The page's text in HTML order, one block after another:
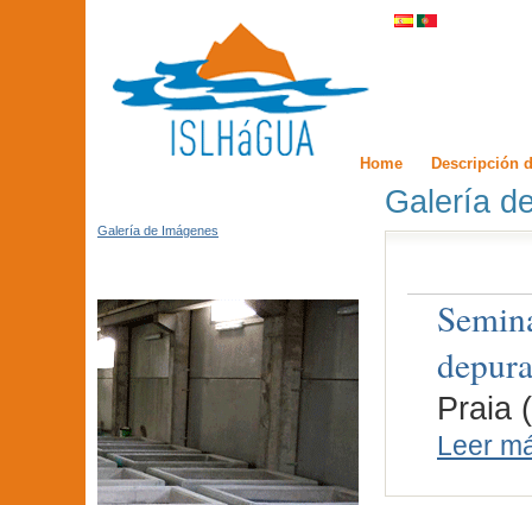
Home Descripción
Galería de Imágenes
Galería
Praia
Leer